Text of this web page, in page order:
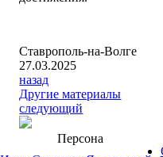
Ставрополь-на-Волге
27.03.2025
назад
Другие материалы
следующий
Персона